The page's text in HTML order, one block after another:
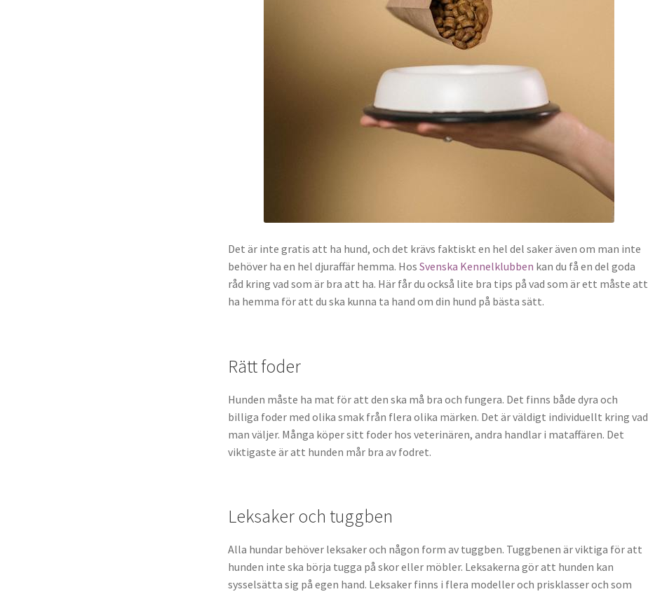
Det är inte gratis att ha hund, och det krävs faktiskt en hel del saker även om man inte
behöver ha en hel djuraffär hemma. HosSvenska Kennelklubben kan du få en del goda
råd kring vad som är bra att ha. Här får du också lite bra tips på vad som är ett måste att
ha hemma för att du ska kunna ta hand om din hund på bästa sätt.
Rätt foder
Hunden måste ha mat för att den ska må bra och fungera. Det finns både dyra och
billiga foder med olika smak från flera olika märken. Det är väldigt individuellt kring vad
man väljer. Många köper sitt foder hos veterinären, andra handlar i mataffären. Det
viktigaste är att hunden mår bra av fodret.
Leksaker och tuggben
Alla hundar behöver leksaker och någon form av tuggben. Tuggbenen är viktiga för att
hunden inte ska börja tugga på skor eller möbler. Leksakerna gör att hunden kan
sysselsätta sig på egen hand. Leksaker finns i flera modeller och prisklasser och som